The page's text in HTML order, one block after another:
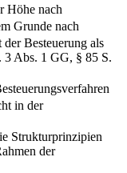
Höhe nach
Grunde nach
Besteuerung als
Abs. 1 GG, § 85 S.
in der
Strukturprinzipien
der